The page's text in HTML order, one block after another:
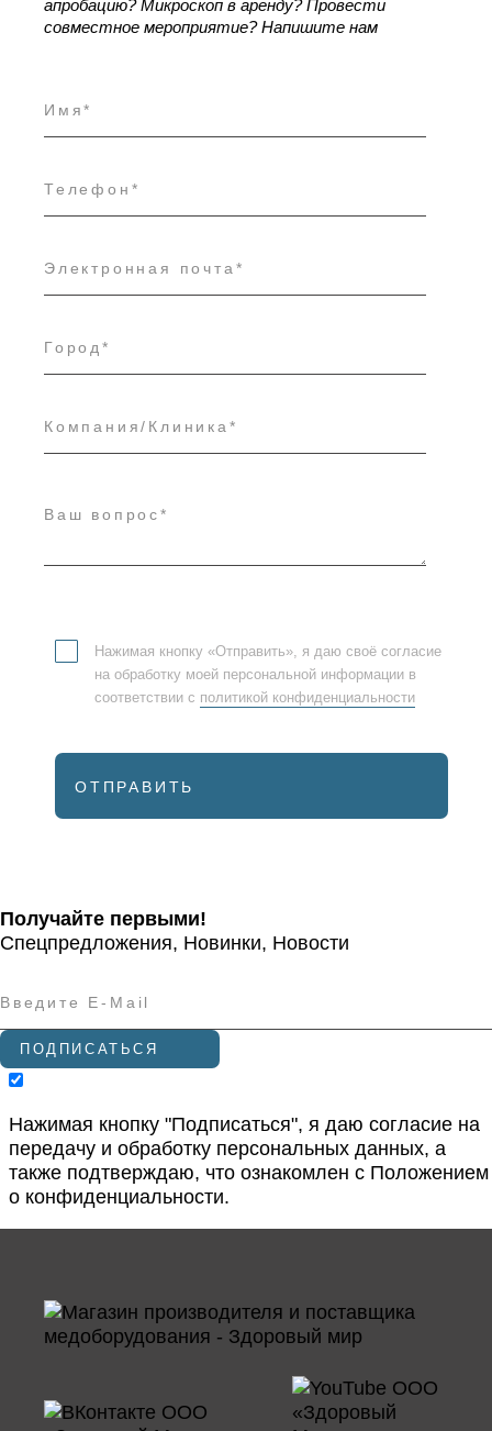
апробацию?Микроскоп в аренду?Провести
совместное мероприятие?Напишите нам
Нажимая кнопку «Отправить», я даю своё согласие
на обработку моей персональной информации в
соответствии с политикой конфиденциальности
ОТПРАВИТЬ
Получайте первыми!
Спецпредложения, Новинки, Новости
ПОДПИСАТЬСЯ
Нажимая кнопку "Подписаться", я даю согласие на
передачу и обработку персональных данных, а
также подтверждаю, что ознакомлен с Положением
о конфиденциальности.